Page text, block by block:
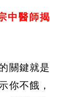
中醫師揭
關鍵就是
你不餓，